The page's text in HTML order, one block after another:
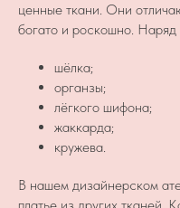
ценные ткани. Они
богато и роскошно. Наряд
шёлка;
органзы;
лёгкого шифона;
жаккарда;
кружева.
В нашем дизайнерском